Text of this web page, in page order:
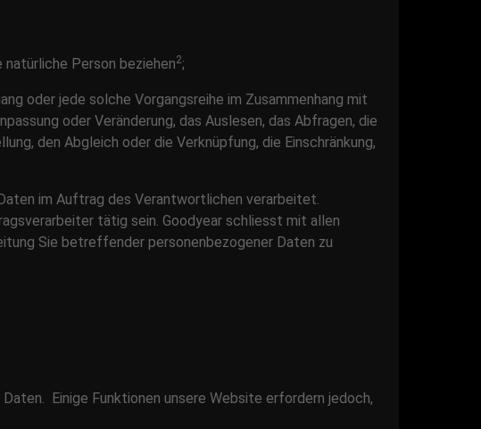
Person beziehen2;
oder jede solche Vorgangsreihe im Zusammenhang mit
oder Veränderung, das Auslesen, das Abfragen, die
den Abgleich oder die Verknüpfung, die Einschränkung,
im Auftrag des Verantwortlichen verarbeitet.
tätig sein. Goodyear schliesst mit allen
Sie betreffender personenbezogener Daten zu
Einige Funktionen unsere Website erfordern jedoch,